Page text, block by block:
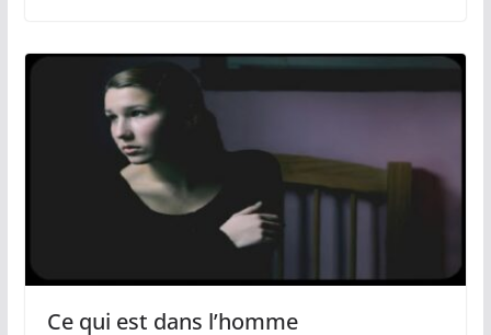
Ce qui est dans l’homme